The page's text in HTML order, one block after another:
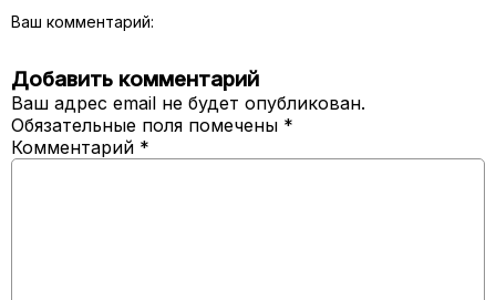
Ваш комментарий:
Добавить комментарий
Ваш адрес email не будет опубликован.
Обязательные поля помечены *
Комментарий *